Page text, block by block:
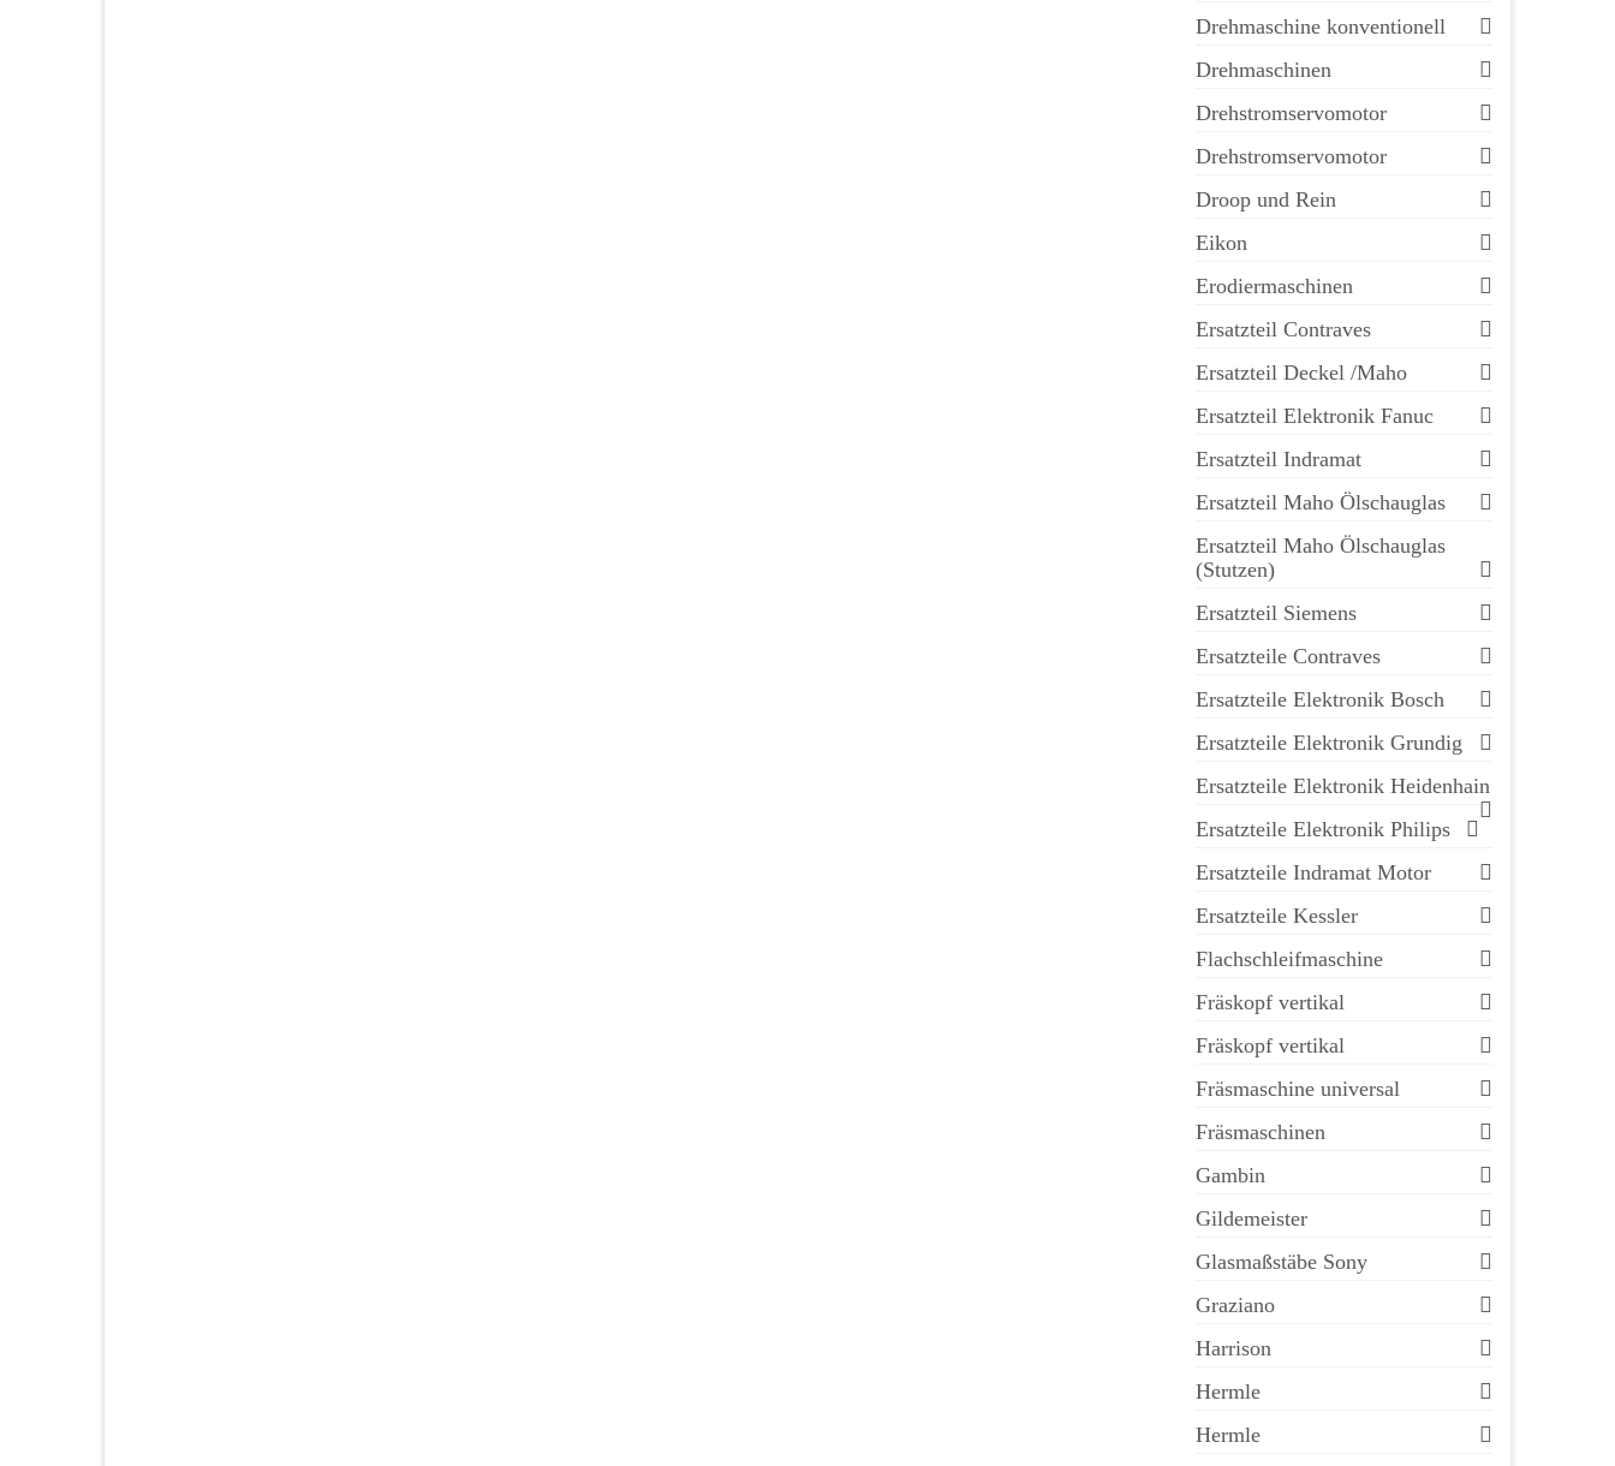
Drehmaschine konventionell
Drehmaschinen
Drehstromservomotor
Drehstromservomotor
Droop und Rein
Eikon
Erodiermaschinen
Ersatzteil Contraves
Ersatzteil Deckel /Maho
Ersatzteil Elektronik Fanuc
Ersatzteil Indramat
Ersatzteil Maho Ölschauglas
Ersatzteil Maho Ölschauglas
(Stutzen)
Ersatzteil Siemens
Ersatzteile Contraves
Ersatzteile Elektronik Bosch
Ersatzteile Elektronik Grundig
Ersatzteile Elektronik Heidenhain
Ersatzteile Elektronik Philips
Ersatzteile Indramat Motor
Ersatzteile Kessler
Flachschleifmaschine
Fräskopf vertikal
Fräskopf vertikal
Fräsmaschine universal
Fräsmaschinen
Gambin
Gildemeister
Glasmaßstäbe Sony
Graziano
Harrison
Hermle
Hermle